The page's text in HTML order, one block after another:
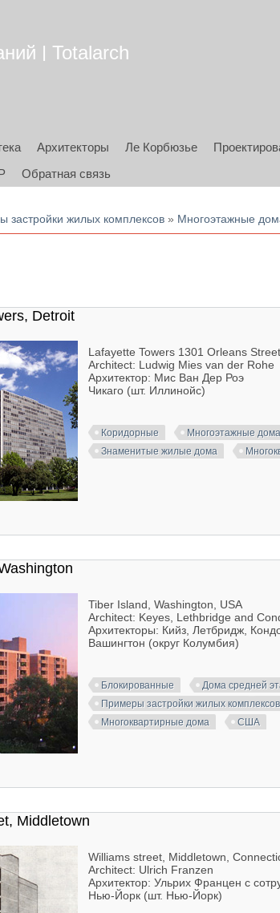
| Totalarch
Архитекторы Ле Корбюзье
Обратная связь
застройки жилых комплексов » Многоэтажные
Detroit
Lafayette Towers 1301 Orleans
Architect: Ludwig Mies van der Rohe
Архитектор: Мис Ван Дер Роэ
Чикаго (шт. Иллинойс)
Коридорные Многоэтажные дома
Знаменитые жилые дома
Tiber Island, Washington, USA
Architect: Keyes, Lethbridge and
Архитекторы: Кийз, Летбридж,
Вашингтон (округ Колумбия)
Блокированные Дома средней
Примеры застройки жилых комплексов
Многоквартирные дома
США
Middletown
Williams street, Middletown,
Architect: Ulrich Franzen
Архитектор: Ульрих Францен с
Нью-Йорк (шт. Нью-Йорк)